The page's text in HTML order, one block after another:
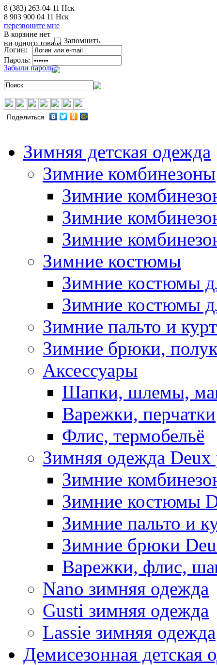
8 (383) 263-04-11 Нск
8 903 900 04 11 Нск
перезвоните мне
В корзине нет
ни одного товара Запомнить
Логин:
Пароль:
Забыли пароль?
Поделиться
Зимняя детская одежда
Зимние комбинезоны
Зимние
Зимние
Зимние
Зимние костюмы
Зимние костюмы
Зимние костюмы
Зимние пальто и
Зимние брюки,
Аксессуары
Шапки, шлемы,
Варежки, перчатки
Флис, термобельё
Зимняя одежда Deux
Зимние
Зимние костюмы
Зимние пальто и
Зимние брюки
Варежки, флис,
Nano зимняя одежда
Gusti зимняя одежда
Lassie зимняя одежда
Демисезонная детская